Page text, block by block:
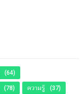
(64)
(78) ความรู้ (37)